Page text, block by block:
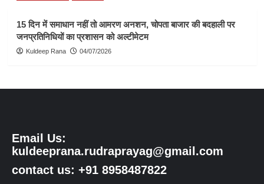
15 दिन में समाधान नहीं तो आमरण अनशन, चोपता बाजार की बदहाली पर
जनप्रतिनिधियों का प्रशासन को अल्टीमेटम
Kuldeep Rana 04/07/2026
Email Us:
kuldeeprana.rudraprayag@gmail.com
contact us: +91 8958487822